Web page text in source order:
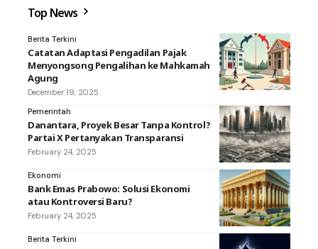
Top News
Berita Terkini
Catatan Adaptasi Pengadilan Pajak
Menyongsong Pengalihan ke Mahkamah
Agung
December 19, 2025
Pemerintah
Danantara, Proyek Besar Tanpa Kontrol?
Partai X Pertanyakan Transparansi
February 24, 2025
Ekonomi
Bank Emas Prabowo: Solusi Ekonomi
atau Kontroversi Baru?
February 24, 2025
Berita Terkini